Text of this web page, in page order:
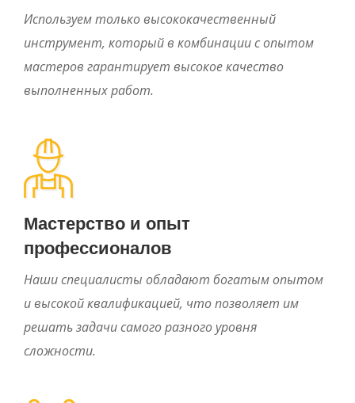
Используем только высококачественный
инструмент, который в комбинации с опытом
мастеров гарантирует высокое качество
выполненных работ.
Мастерство и опыт
профессионалов
Наши специалисты обладают богатым опытом
и высокой квалификацией, что позволяет им
решать задачи самого разного уровня
сложности.